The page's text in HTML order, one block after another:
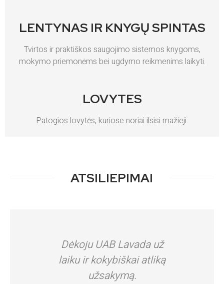
LENTYNAS IR KNYGŲ SPINTAS
Tvirtos ir praktiškos saugojimo sistemos knygoms,
mokymo priemonėms bei ugdymo reikmenims laikyti.
LOVYTES
Patogios lovytės, kuriose noriai ilsisi mažieji.
ATSILIEPIMAI
Dėkoju UAB Lavada už
laiku ir kokybiškai atliką
užsakymą.